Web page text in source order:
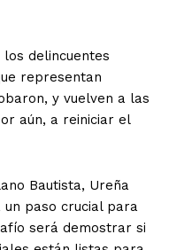
delincuentes
representan
y vuelven a las
aún, a reiniciar el
Bautista, Ureña
un paso crucial para
será demostrar si